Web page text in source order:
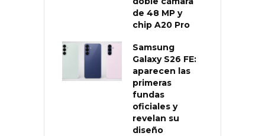
de 48 MP y
chip A20 Pro
Samsung
Galaxy S26 FE:
aparecen las
primeras
fundas
oficiales y
revelan su
diseño